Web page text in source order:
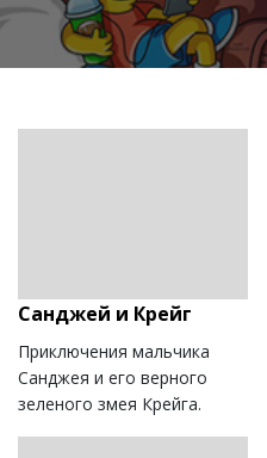
Санджей и Крейг
Приключения мальчика
Санджея и его верного
зеленого змея Крейга.